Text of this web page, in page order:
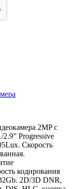
2MP с
Progressive
Скорость
кодирования
2D/3D DNR,